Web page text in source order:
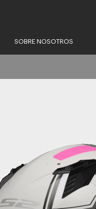
SOBRE NOSOTROS